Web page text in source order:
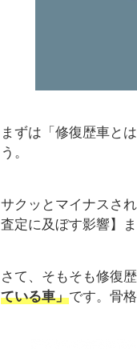
まずは「修復歴車と
う。
サクッとマイナスさ
査定に及ぼす影響】
さて、そもそも修復
ている車」です。骨